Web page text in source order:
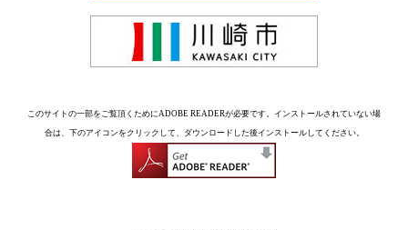
このサイトの一部をご覧頂くためにADOBE READERが必要です。インストールされていない場
合は、下のアイコンをクリックして、ダウンロードした後インストールしてください。